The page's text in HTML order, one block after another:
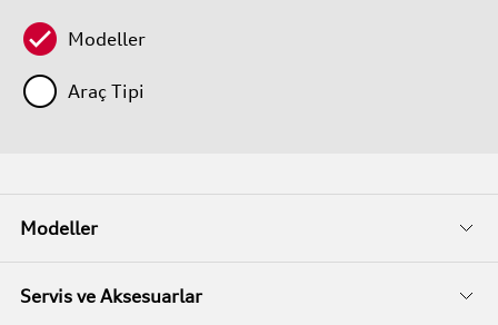
Modeller
Araç Tipi
Modeller
Fiyat Listeleri
Servis ve Aksesuarlar